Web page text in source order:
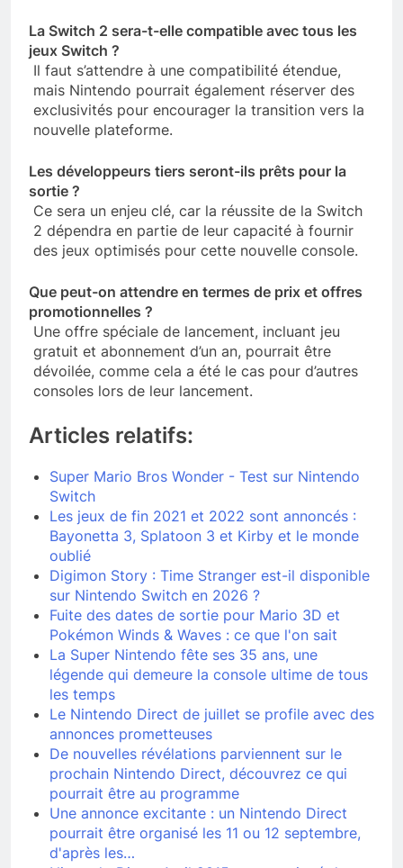
La Switch 2 sera-t-elle compatible avec tous les
jeux Switch ?
Il faut s’attendre à une compatibilité étendue,
mais Nintendo pourrait également réserver des
exclusivités pour encourager la transition vers la
nouvelle plateforme.
Les développeurs tiers seront-ils prêts pour la
sortie ?
Ce sera un enjeu clé, car la réussite de la Switch
2 dépendra en partie de leur capacité à fournir
des jeux optimisés pour cette nouvelle console.
Que peut-on attendre en termes de prix et offres
promotionnelles ?
Une offre spéciale de lancement, incluant jeu
gratuit et abonnement d’un an, pourrait être
dévoilée, comme cela a été le cas pour d’autres
consoles lors de leur lancement.
Articles relatifs:
Super Mario Bros Wonder - Test sur Nintendo
Switch
Les jeux de fin 2021 et 2022 sont annoncés :
Bayonetta 3, Splatoon 3 et Kirby et le monde
oublié
Digimon Story : Time Stranger est-il disponible
sur Nintendo Switch en 2026 ?
Fuite des dates de sortie pour Mario 3D et
Pokémon Winds & Waves : ce que l'on sait
La Super Nintendo fête ses 35 ans, une
légende qui demeure la console ultime de tous
les temps
Le Nintendo Direct de juillet se profile avec des
annonces prometteuses
De nouvelles révélations parviennent sur le
prochain Nintendo Direct, découvrez ce qui
pourrait être au programme
Une annonce excitante : un Nintendo Direct
pourrait être organisé les 11 ou 12 septembre,
d'après les…